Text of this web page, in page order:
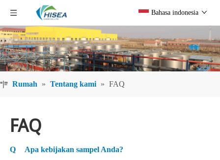
Bahasa indonesia
Rumah » Tentang kami » FAQ
FAQ
Q
Apa kebijakan sampel Anda?